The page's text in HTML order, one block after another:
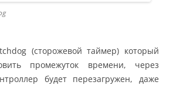
(сторожевой таймер) который
промежуток времени, через
будет перезагружен, даже